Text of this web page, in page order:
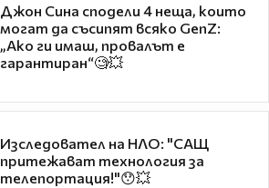
Джон Сина сподели 4 неща, които
могат да съсипят всяко GenZ:
„Ако ги имаш, провалът е
гарантиран“🧐💥
Изследовател на НЛО: "САЩ
притежават технология за
телепортация!"😯💥